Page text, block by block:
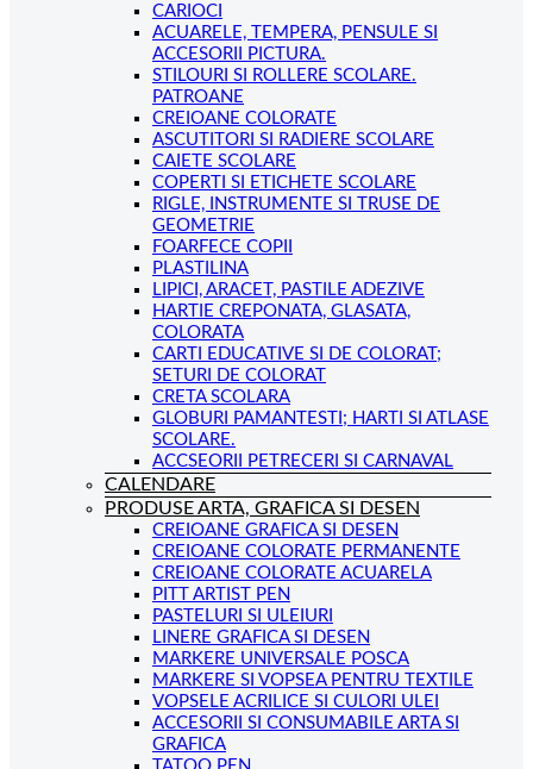
CARIOCI
ACUARELE, TEMPERA, PENSULE SI
ACCESORII PICTURA.
STILOURI SI ROLLERE SCOLARE.
PATROANE
CREIOANE COLORATE
ASCUTITORI SI RADIERE SCOLARE
CAIETE SCOLARE
COPERTI SI ETICHETE SCOLARE
RIGLE, INSTRUMENTE SI TRUSE DE
GEOMETRIE
FOARFECE COPII
PLASTILINA
LIPICI, ARACET, PASTILE ADEZIVE
HARTIE CREPONATA, GLASATA,
COLORATA
CARTI EDUCATIVE SI DE COLORAT;
SETURI DE COLORAT
CRETA SCOLARA
GLOBURI PAMANTESTI; HARTI SI ATLASE
SCOLARE.
ACCSEORII PETRECERI SI CARNAVAL
CALENDARE
PRODUSE ARTA, GRAFICA SI DESEN
CREIOANE GRAFICA SI DESEN
CREIOANE COLORATE PERMANENTE
CREIOANE COLORATE ACUARELA
PITT ARTIST PEN
PASTELURI SI ULEIURI
LINERE GRAFICA SI DESEN
MARKERE UNIVERSALE POSCA
MARKERE SI VOPSEA PENTRU TEXTILE
VOPSELE ACRILICE SI CULORI ULEI
ACCESORII SI CONSUMABILE ARTA SI
GRAFICA